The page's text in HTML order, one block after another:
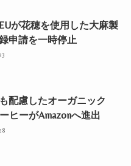
が花穂を使用した大麻製
申請を一時停止
配慮したオーガニック
ヒーがAmazonへ進出